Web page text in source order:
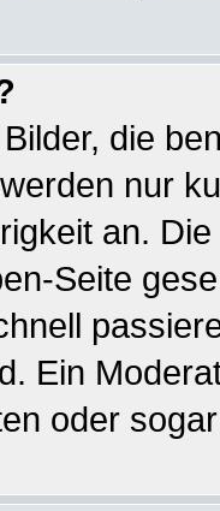
die
nur
an.
Seite
Ein
oder